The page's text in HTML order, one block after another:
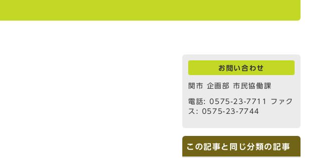
お問い合わせ
関市 企画部 市民協働課
電話: 0575-23-7711 ファク
ス: 0575-23-7744
この記事と同じ分類の記事